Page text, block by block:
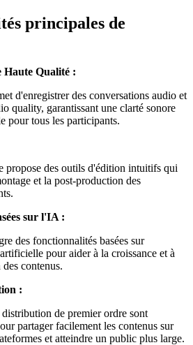
principales de
Haute Qualité :
d'enregistrer des conversations audio et
quality, garantissant une clarté sonore
pour tous les participants.
propose des outils d'édition intuitifs qui
et la post-production des
sur l'IA :
des fonctionnalités basées sur
pour aider à la croissance et à
contenus.
:
de premier ordre sont
partager facilement les contenus sur
et atteindre un public plus large.